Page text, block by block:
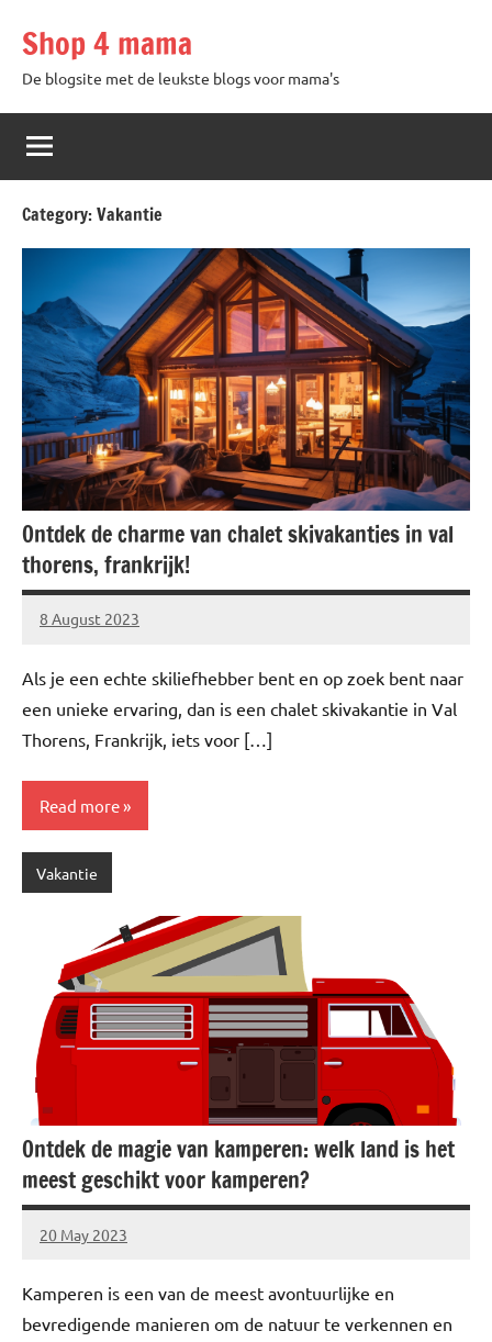
content
Shop 4 mama
De blogsite met de leukste blogs voor mama's
Category:Vakantie
Ontdek de charme van chalet skivakanties in val
thorens, frankrijk!
8 August 2023
Brechtje
Als je een echte skiliefhebber bent en op zoek bent naar
een unieke ervaring, dan is een chalet skivakantie in Val
Thorens, Frankrijk, iets voor […]
Read more
Vakantie
Ontdek de magie van kamperen: welk land is het
meest geschikt voor kamperen?
20 May 2023
Brechtje
Kamperen is een van de meest avontuurlijke en
bevredigende manieren om de natuur te verkennen en